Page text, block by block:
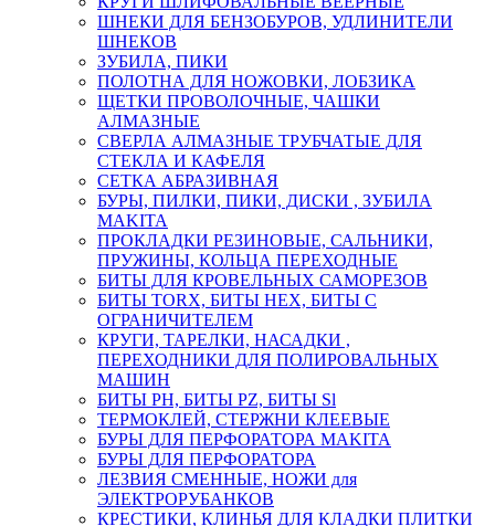
ШНЕКИ ДЛЯ БЕНЗОБУРОВ, УДЛИНИТЕЛИ
ШНЕКОВ
ЗУБИЛА, ПИКИ
ПОЛОТНА ДЛЯ НОЖОВКИ, ЛОБЗИКА
ЩЕТКИ ПРОВОЛОЧНЫЕ, ЧАШКИ
АЛМАЗНЫЕ
СВЕРЛА АЛМАЗНЫЕ ТРУБЧАТЫЕ ДЛЯ
СТЕКЛА И КАФЕЛЯ
СЕТКА АБРАЗИВНАЯ
БУРЫ, ПИЛКИ, ПИКИ, ДИСКИ , ЗУБИЛА
MAKITA
ПРОКЛАДКИ РЕЗИНОВЫЕ, САЛЬНИКИ,
ПРУЖИНЫ, КОЛЬЦА ПЕРЕХОДНЫЕ
БИТЫ ДЛЯ КРОВЕЛЬНЫХ САМОРЕЗОВ
БИТЫ TORX, БИТЫ НЕХ, БИТЫ С
ОГРАНИЧИТЕЛЕМ
КРУГИ, ТАРЕЛКИ, НАСАДКИ ,
ПЕРЕХОДНИКИ ДЛЯ ПОЛИРОВАЛЬНЫХ
МАШИН
БИТЫ PH, БИТЫ PZ, БИТЫ Sl
ТЕРМОКЛЕЙ, СТЕРЖНИ КЛЕЕВЫЕ
БУРЫ ДЛЯ ПЕРФОРАТОРА MAKITA
БУРЫ ДЛЯ ПЕРФОРАТОРА
ЛЕЗВИЯ СМЕННЫЕ, НОЖИ для
ЭЛЕКТРОРУБАНКОВ
КРЕСТИКИ, КЛИНЬЯ ДЛЯ КЛАДКИ ПЛИТКИ